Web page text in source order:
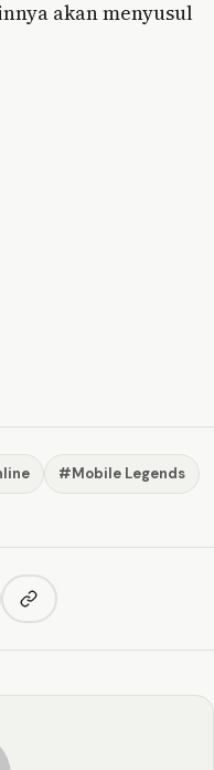
akan menyusul
#Mobile Legends
Copy link